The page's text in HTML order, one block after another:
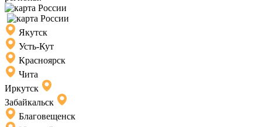
Якутск
Усть-Кут
Красноярск
Чита
Иркутск
Забайкальск
Благовещенск